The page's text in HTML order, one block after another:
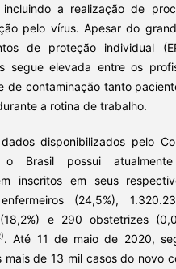
incluindo a realização de
pelo vírus. Apesar do
de proteção individual
segue elevada entre os
de contaminação tanto
a rotina de trabalho.
disponibilizados pelo
o Brasil possui
inscritos em seus
(24,5%),
e 290 obstetrizes
. Até 11 de maio de 2020,
mais de 13 mil casos do novo